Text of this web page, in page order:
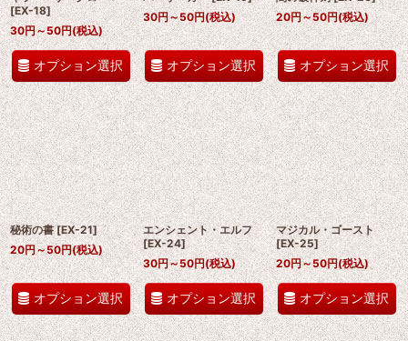
[EX-18]
30円～50円(税込)
オプション選択
30円～50円(税込)
オプション選択
20円～50円(税込)
オプション選択
秘術の書 [EX-21]
20円～50円(税込)
オプション選択
エンシェント・エルフ
[EX-24]
30円～50円(税込)
オプション選択
マジカル・ゴースト
[EX-25]
20円～50円(税込)
オプション選択